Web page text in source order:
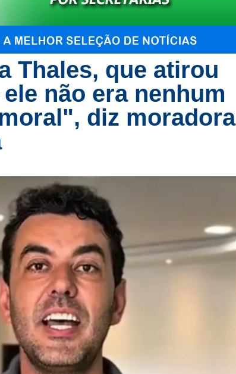
Thales, que atirou
não era nenhum
diz moradora